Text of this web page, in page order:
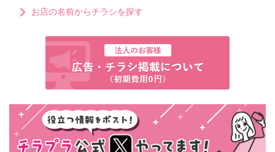
お店の名前からチラシを探す